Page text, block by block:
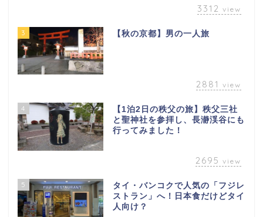
3312 view
3 【秋の京都】男の一人旅
2881 view
4
【1泊2日の秩父の旅】秩父三社
と聖神社を参拝し、長瀞渓谷にも
行ってみました！
2695 view
5
タイ・バンコクで人気の「フジレ
ストラン」へ！日本食だけどタイ
人向け？